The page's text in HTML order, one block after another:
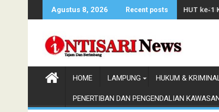
to
Agustus 8, 2026 Recent posts HUT ke-1
HOME LAMPUNG HUKUM &
PENERTIBAN DAN PENGENDALIAN